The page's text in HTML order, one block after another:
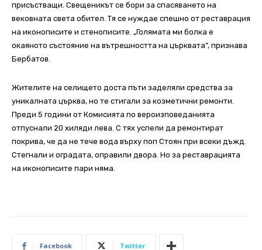
присъстващи. Свещеникът се бори за спасяването на
вековната света обител. Тя се нуждае спешно от реставрация
на иконописите и стенописите. „Голямата ми болка е
окаяното състояние на вътрешността на църквата”, признава
Бербатов.
Жителите на селището доста пъти заделяли средства за
уникалната църква, но те стигали за козметични ремонти.
Преди 5 години от Комисията по вероизповеданията
отпуснали 20 хиляди лева. С тях успели да ремонтират
покрива, че да не тече вода върху поп Стоян при всеки дъжд.
Стегнали и оградата, оправили двора. Но за реставрацията
на иконописите пари няма.
Facebook Twitter